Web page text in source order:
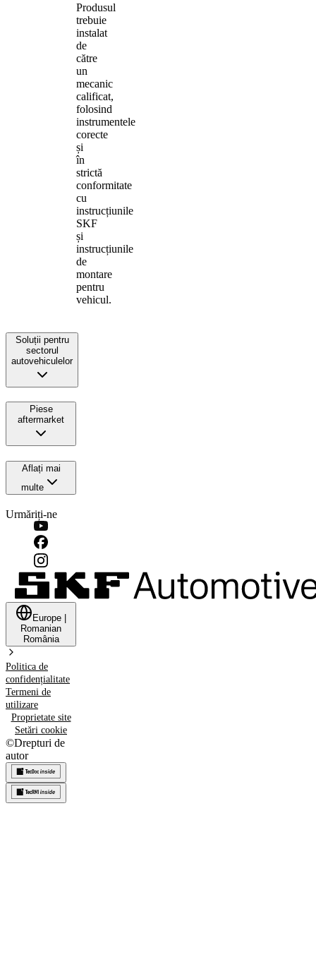
Produsul
trebuie
instalat
de
către
un
mecanic
calificat,
folosind
instrumentele
corecte
și
în
strictă
conformitate
cu
instrucțiunile
SKF
și
instrucțiunile
de
montare
pentru
vehicul.
Soluții pentru
sectorul
autovehiculelor
Piese
aftermarket
Aflați mai
multe
Urmăriți-ne
Europe
Romanian
România
Politica de
confidențialitate
Termeni de
utilizare
Proprietate site
Setări cookie
©Drepturi de
autor